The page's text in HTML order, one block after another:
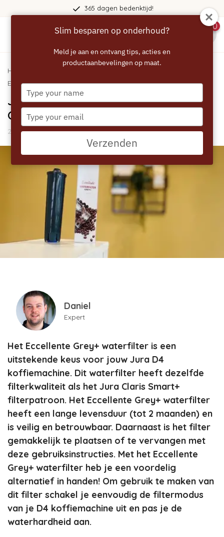
365 dagen bedenktijd!
0
Home
Eccellente Grey+ waterfilter
JURA D4 - gebruik van Eccellente
Grey+ waterfilter
26 Juli 2024
Daniel
Expert
Het Eccellente Grey+ waterfilter is een
uitstekende keus voor jouw Jura D4
koffiemachine. Dit waterfilter heeft dezelfde
filterkwaliteit als het Jura Claris Smart+
filterpatroon. Het Eccellente Grey+ waterfilter
heeft een lange levensduur (tot 2 maanden) en
is veilig en betrouwbaar. Daarnaast is het filter
gemakkelijk te plaatsen of te vervangen met
deze gebruiksinstructies. Met het Eccellente
Grey+ waterfilter heb je een voordelig
alternatief in handen! Om gebruik te maken van
dit filter schakel je eenvoudig de filtermodus
van je D4 koffiemachine uit en pas je de
waterhardheid aan.
Slim besparen op onderhoud?
Meld je aan en ontvang tips, acties en
productaanbevelingen op maat.
Type
your
name
Type
your
email
Verzenden